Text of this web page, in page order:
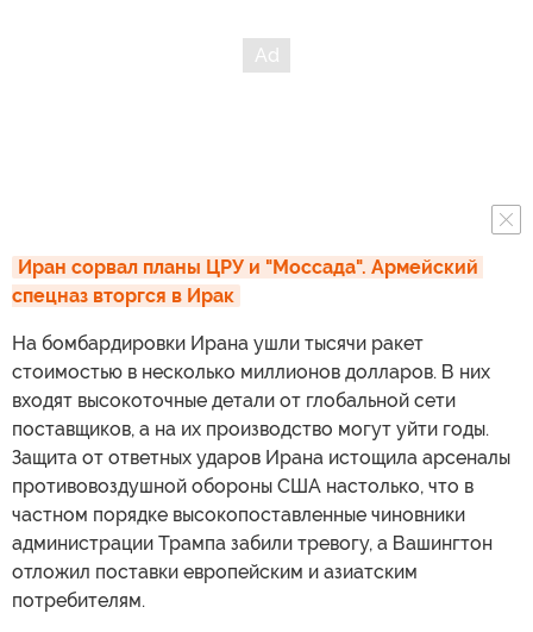
Иран сорвал планы ЦРУ и "Моссада". Армейский
спецназ вторгся в Ирак
На бомбардировки Ирана ушли тысячи ракет
стоимостью в несколько миллионов долларов. В них
входят высокоточные детали от глобальной сети
поставщиков, а на их производство могут уйти годы.
Защита от ответных ударов Ирана истощила арсеналы
противовоздушной обороны США настолько, что в
частном порядке высокопоставленные чиновники
администрации Трампа забили тревогу, а Вашингтон
отложил поставки европейским и азиатским
потребителям.